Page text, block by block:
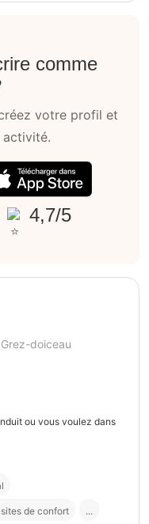
comme
votre profil et
4,7/5
doiceau
ou vous voulez dans
de confort ...